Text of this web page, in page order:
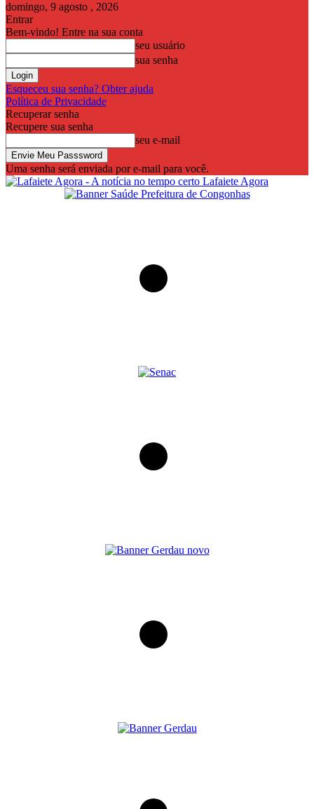
domingo, 9 agosto , 2026
Entrar
Bem-vindo! Entre na sua conta
seu usuário
sua senha
Esqueceu sua senha? Obter ajuda
Política de Privacidade
Recuperar senha
Recupere sua senha
seu e-mail
Uma senha será enviada por e-mail para você.
Lafaiete Agora